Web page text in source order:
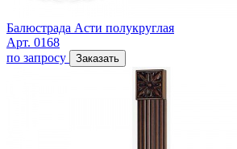
Балюстрада Асти полукруглая
Арт. 0168
по запросу
Заказать